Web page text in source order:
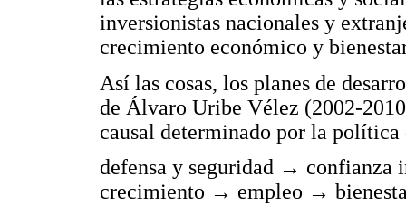
inversionistas nacionales y
crecimiento económico y
Así las cosas, los planes de
de Álvaro Uribe Vélez (2002-
causal determinado por la
defensa y seguridad →
crecimiento → empleo →